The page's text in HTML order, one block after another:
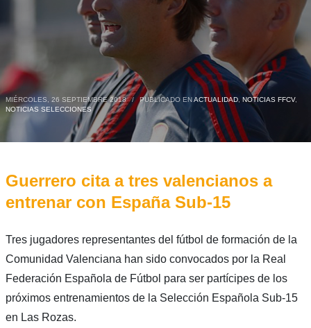
MIÉRCOLES, 26 SEPTIEMBRE 2018 / PUBLICADO ENACTUALIDAD, NOTICIAS FFCV,
NOTICIAS SELECCIONES
Guerrero cita a tres valencianos a
entrenar con España Sub-15
Tres jugadores representantes del fútbol de formación de la
Comunidad Valenciana han sido convocados por la Real
Federación Española de Fútbol para ser partícipes de los
próximos entrenamientos de la Selección Española Sub-15
en Las Rozas.